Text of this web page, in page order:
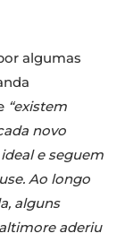
algumas
“existem
novo
e seguem
Ao longo
alguns
aderiu